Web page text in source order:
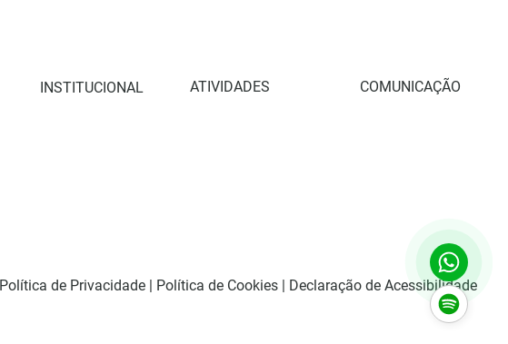
INSTITUCIONAL ATIVIDADES COMUNICAÇÃO
Política de Privacidade | Política de Cookies | Declaração de Acessibilidade